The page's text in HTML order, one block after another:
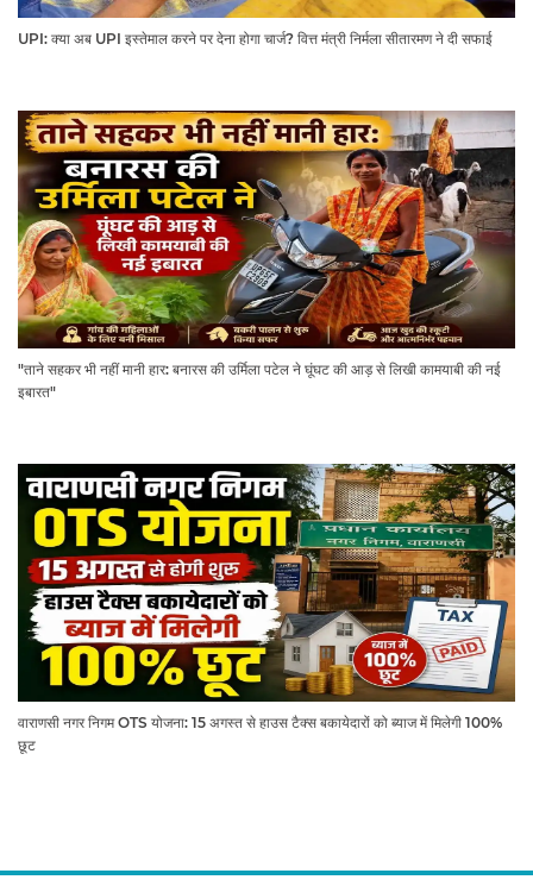
UPI: क्या अब UPI इस्तेमाल करने पर देना होगा चार्ज? वित्त मंत्री निर्मला सीतारमण ने दी सफाई
"ताने सहकर भी नहीं मानी हार: बनारस की उर्मिला पटेल ने घूंघट की आड़ से लिखी कामयाबी की नई
इबारत"
वाराणसी नगर निगम OTS योजना: 15 अगस्त से हाउस टैक्स बकायेदारों को ब्याज में मिलेगी 100%
छूट